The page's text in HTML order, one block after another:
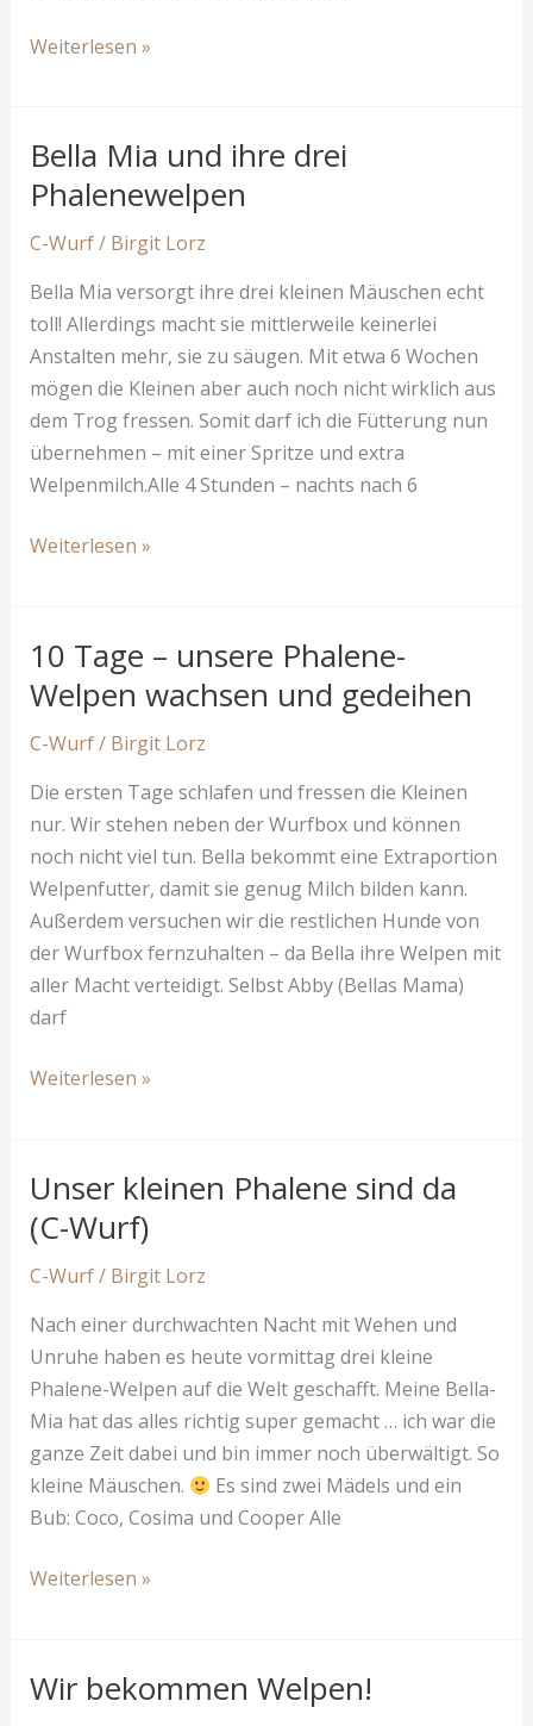
Unsere
sind
schon
2
Monate
Weiterlesen »
Bella Mia und ihre drei
Phalenewelpen
C-Wurf/ Birgit Lorz
Bella Mia versorgt ihre drei kleinen Mäuschen echt
toll! Allerdings macht sie mittlerweile keinerlei
Anstalten mehr, sie zu säugen. Mit etwa 6 Wochen
mögen die Kleinen aber auch noch nicht wirklich aus
dem Trog fressen. Somit darf ich die Fütterung nun
übernehmen – mit einer Spritze und extra
Welpenmilch.Alle 4 Stunden – nachts nach 6
Bella
ihre
drei
Phalenewelpen
Weiterlesen »
10 Tage – unsere Phalene-
Welpen wachsen und gedeihen
C-Wurf/ Birgit Lorz
Die ersten Tage schlafen und fressen die Kleinen
nur. Wir stehen neben der Wurfbox und können
noch nicht viel tun. Bella bekommt eine Extraportion
Welpenfutter, damit sie genug Milch bilden kann.
Außerdem versuchen wir die restlichen Hunde von
der Wurfbox fernzuhalten – da Bella ihre Welpen mit
aller Macht verteidigt. Selbst Abby (Bellas Mama)
darf
10
unsere
Phalene-
Welpen
wachsen
gedeihen
Weiterlesen »
Unser kleinen Phalene sind da
(C-Wurf)
C-Wurf/ Birgit Lorz
Nach einer durchwachten Nacht mit Wehen und
Unruhe haben es heute vormittag drei kleine
Phalene-Welpen auf die Welt geschafft. Meine Bella-
Mia hat das alles richtig super gemacht … ich war die
ganze Zeit dabei und bin immer noch überwältigt. So
kleine Mäuschen.
Es sind zwei Mädels und ein
Bub: Coco, Cosima und Cooper Alle
Unser
sind
da
Weiterlesen »
Wir bekommen Welpen!